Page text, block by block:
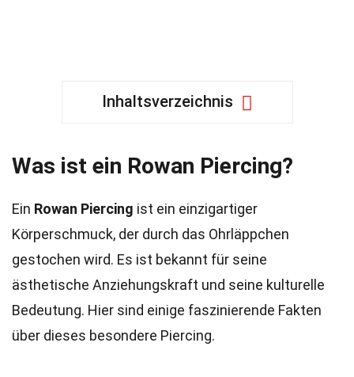
Inhaltsverzeichnis
Was ist ein Rowan Piercing?
Ein Rowan Piercing ist ein einzigartiger
Körperschmuck, der durch das Ohrläppchen
gestochen wird. Es ist bekannt für seine
ästhetische Anziehungskraft und seine kulturelle
Bedeutung. Hier sind einige faszinierende Fakten
über dieses besondere Piercing.